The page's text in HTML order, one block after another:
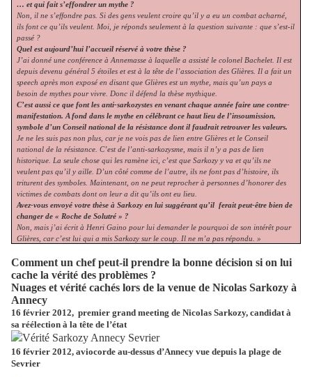
… et qui fait s’effondrer un mythe ?
Non, il ne s’effondre pas. Si des gens veulent croire qu’il y a eu un combat acharné,
ils font ce qu’ils veulent. Moi, je réponds seulement à la question suivante : que s’est-il
passé ?
Quel est aujourd’hui l’accueil réservé à votre thèse ?
J’ai donné une conférence à Annemasse à laquelle a assisté le colonel Bachelet. Il est
depuis devenu général 5 étoiles et est à la tête de l’association des Glières. Il a fait un
speech après mon exposé en disant que Glières est un mythe, mais qu’un pays a
besoin de mythes pour vivre. Donc il défend la thèse mythique.
C’est aussi ce que font les anti-sarkozystes en venant chaque année faire une contre-
manifestation. A fond dans le mythe en célébrant ce haut lieu de l’insoumission,
symbole d’un Conseil national de la résistance dont il faudrait retrouver les valeurs.
Je ne les suis pas non plus, car je ne vois pas de lien entre Glières et le Conseil
national de la résistance. C’est de l’anti-sarkozysme, mais il n’y a pas de lien
historique. La seule chose qui les ramène ici, c’est que Sarkozy y va et qu’ils ne
veulent pas qu’il y aille. D’un côté comme de l’autre, ils ne font pas d’histoire, ils
triturent des symboles. Maintenant, on ne peut reprocher à personnes d’honorer des
victimes de combats dont on leur a dit qu’ils ont eu lieu.
Avez-vous envoyé votre thèse à Sarkozy en lui suggérant qu’il ferait peut-être bien de
changer de « Roche de Solutré » ?
Non, mais j’ai écrit à Henri Gaino pour lui demander le pourquoi de son intérêt pour
Glières, car c’est lui qui a mis Sarkozy sur le coup. Il ne m’a pas répondu. »
Comment un chef peut-il prendre la bonne décision si on lui
cache la vérité des problèmes ?
Nuages et vérité cachés lors de la venue de Nicolas Sarkozy à
Annecy
16 février 2012, premier grand meeting de Nicolas Sarkozy, candidat à
sa réélection à la tête de l’état
16 février 2012, aviocorde au-dessus d’Annecy vue depuis la plage de
Sevrier